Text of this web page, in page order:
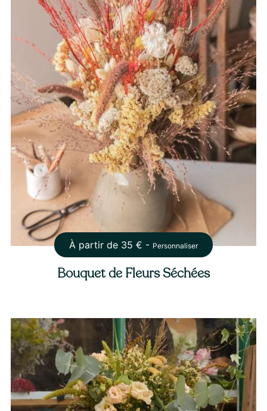
À partir de 35 € - Personnaliser
Bouquet de Fleurs Séchées